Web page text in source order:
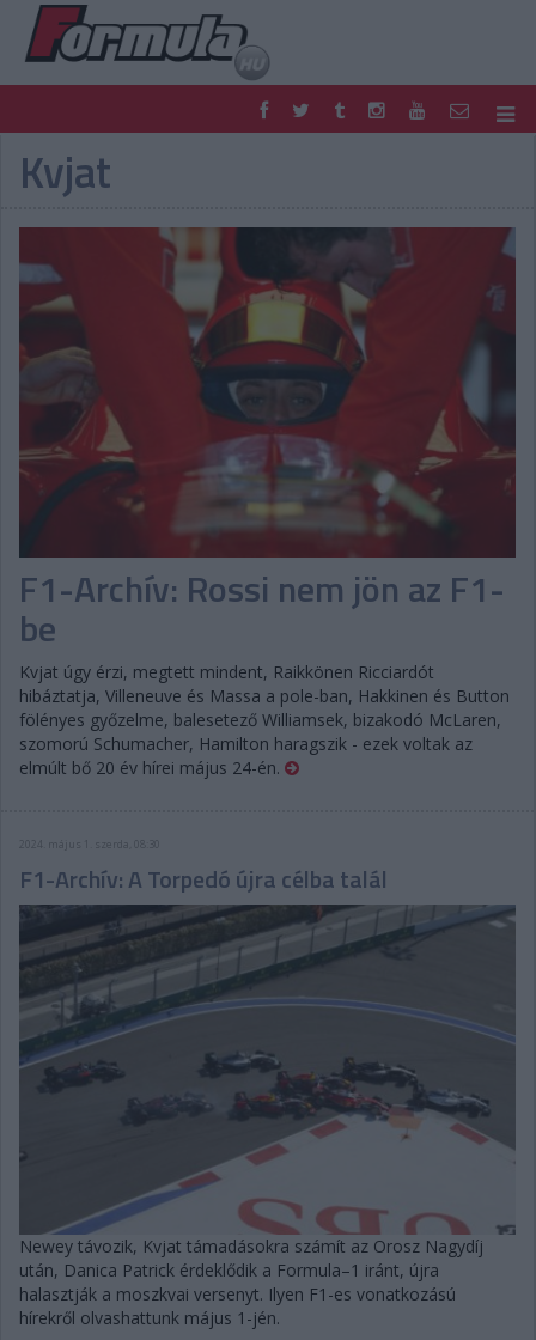
F1
FORMULA
PODCAST
SHOP
LIVE
TIPPJÁTÉK
PONTÁLLÁSOK
VERSENYNAPTÁRAK
Kvjat
F1-Archív: Rossi nem jön az F1-
be
Kvjat úgy érzi, megtett mindent, Raikkönen Ricciardót
hibáztatja, Villeneuve és Massa a pole-ban, Hakkinen és Button
fölényes győzelme, balesetező Williamsek, bizakodó McLaren,
szomorú Schumacher, Hamilton haragszik - ezek voltak az
elmúlt bő 20 év hírei május 24-én.
2024. május 1. szerda, 08:30
F1-Archív: A Torpedó újra célba talál
Newey távozik, Kvjat támadásokra számít az Orosz Nagydíj
után, Danica Patrick érdeklődik a Formula–1 iránt, újra
halasztják a moszkvai versenyt. Ilyen F1-es vonatkozású
hírekről olvashattunk május 1-jén.